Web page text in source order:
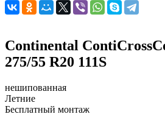
Continental
275/55 R20 111S
нешипованная
Летние
Бесплатный монтаж